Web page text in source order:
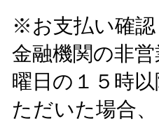
※お支払い確
金融機関の非
曜日の１５時
ただいた場合